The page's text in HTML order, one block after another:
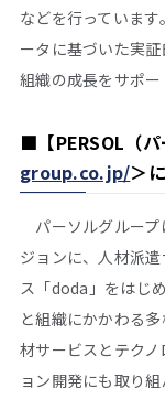
などを行っていま
ータに基づいた実
組織の成長をサポー
■ 【PERSOL（
group.co.jp/＞
パーソルグループ
ジョンに、人材派
ス「doda」をはじ
と組織にかかわる
材サービスとテク
ョン開発にも取り